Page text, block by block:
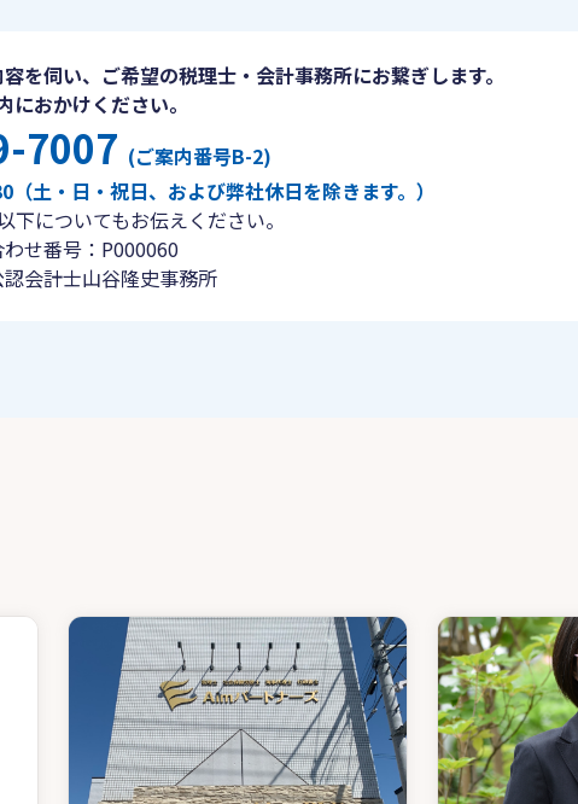
を伺い、ご希望の税理士・会計事務所にお繋ぎします。
におかけください。
7007 (ご案内番号B-2)
土・日・祝日、および弊社休日を除きます。）
下についてもお伝えください。
せ番号：P000060
会計士山谷隆史事務所